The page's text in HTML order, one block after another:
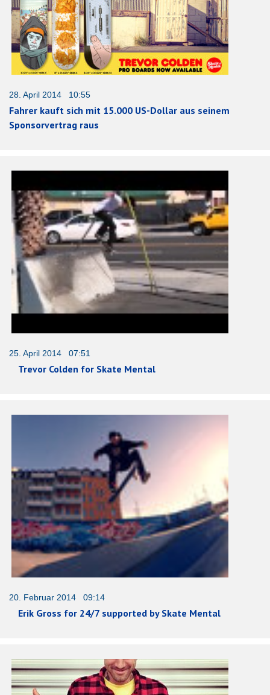
28. April 2014 10:55
Fahrer kauft sich mit 15.000 US-Dollar aus seinem
Sponsorvertrag raus
25. April 2014 07:51
Trevor Colden for Skate Mental
20. Februar 2014 09:14
Erik Gross for 24/7 supported by Skate Mental